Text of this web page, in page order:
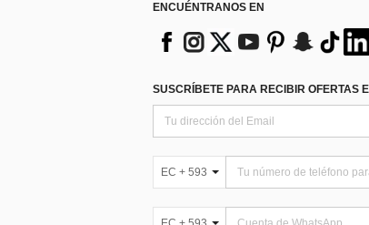
ENCUÉNTRANOS EN
SUSCRÍBETE PARA RECIBIR OFERTAS
EC + 593